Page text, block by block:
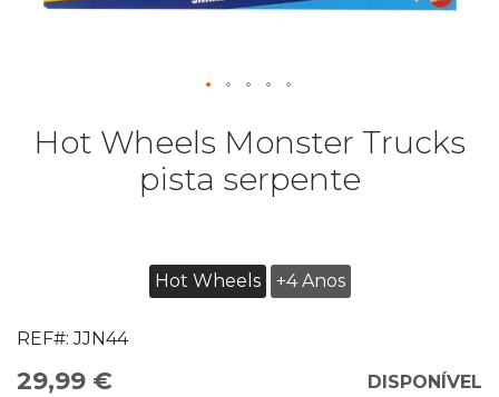
Hot Wheels Monster Trucks
pista serpente
Hot Wheels +4 Anos
REF#: JJN44
29,99 € DISPONÍVEL